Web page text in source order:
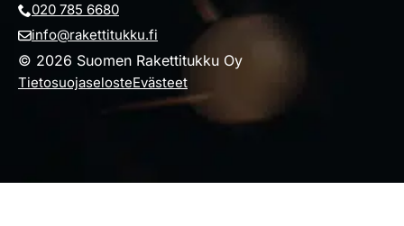
© 2026 Suomen Rakettitukku Oy
TietosuojaselosteEvästeet
020 785 6680
info@rakettitukku.fi